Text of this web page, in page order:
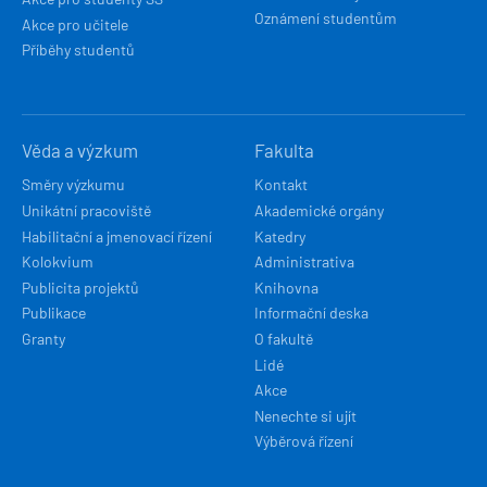
Akce pro učitele
Příběhy studentů
Oznámení studentům
Věda a výzkum
Směry výzkumu
Unikátní pracoviště
Habilitační a jmenovací řízení
Kolokvium
Publicita projektů
Publikace
Granty
Fakulta
Kontakt
Akademické orgány
Katedry
Administrativa
Knihovna
Informační deska
O fakultě
Lidé
Akce
Nenechte si ujít
Výběrová řízení